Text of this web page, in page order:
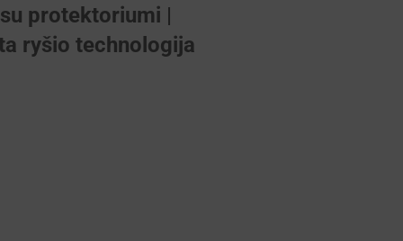
protektoriumi |
ryšio technologija